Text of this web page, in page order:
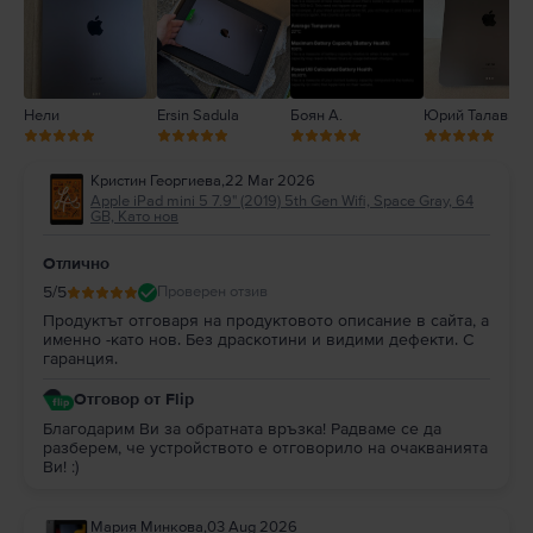
Нели Ersin Sadula Боян А. Юрий Талавира
Кристин Георгиева,22 Mar 2026
Apple iPad mini 5 7.9" (2019) 5th Gen Wifi, Space Gray, 64
GB, Като нов
Отлично
5/5 Проверен отзив
Продуктът отговаря на продуктовото описание в сайта, а
именно -като нов. Без драскотини и видими дефекти. С
гаранция.
Отговор от Flip
Благодарим Ви за обратната връзка! Радваме се да
разберем, че устройството е отговорило на очакванията
Ви! :)
Мария Минкова,03 Aug 2026